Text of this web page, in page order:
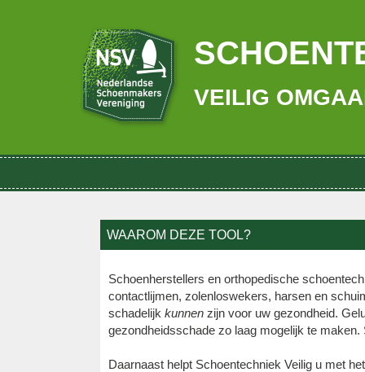
VEILIG
WAAROM DEZE TOOL?
Schoenherstellers en orthopedische
contactlijmen, zolenloswekers, harsen en
schadelijk kunnen zijn voor uw gezondheid.
gezondheidsschade zo laag mogelijk te maken.
Daarnaast helpt Schoentechniek Veilig u met